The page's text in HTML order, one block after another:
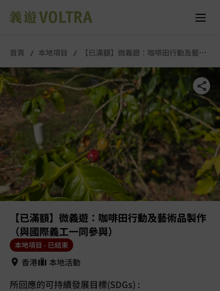
首頁 本地項目
【已滿額】微義遊：咖啡田行動及藝術
【已滿額】微義遊：咖啡田行動及藝術品製作
（與國際義工一同參與）
本地項目 - 已結束
香港 本地活動
所回應的可持續發展目標(SDGs) :